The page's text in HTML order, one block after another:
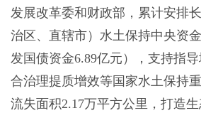
发展改革委和财政部，累计安排
治区、直辖市）水土保持中央资
发国债资金6.89亿元），支持指
合治理提质增效等国家水土保持
流失面积2.17万平方公里，打造